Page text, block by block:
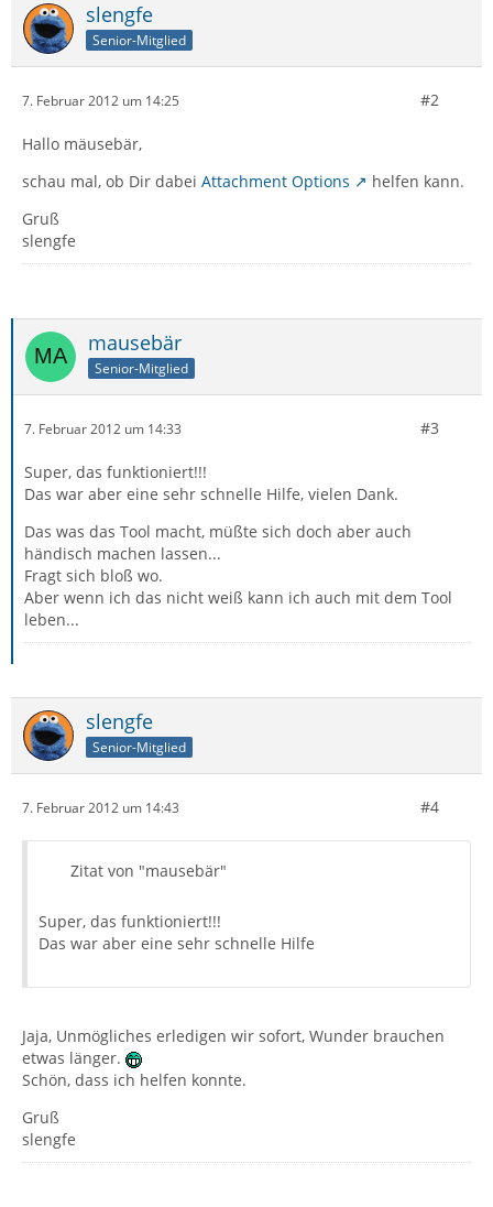
slengfe
Senior-Mitglied
7. Februar 2012 um 14:25 #2
Hallo mäusebär,
schau mal, ob Dir dabei Attachment Options
helfen kann.
Gruß
slengfe
mausebär
Senior-Mitglied
7. Februar 2012 um 14:33 #3
Super, das funktioniert!!!
Das war aber eine sehr schnelle Hilfe, vielen Dank.
Das was das Tool macht, müßte sich doch aber auch
händisch machen lassen...
Fragt sich bloß wo.
Aber wenn ich das nicht weiß kann ich auch mit dem Tool
leben...
slengfe
Senior-Mitglied
7. Februar 2012 um 14:43 #4
Zitat von "mausebär"
Super, das funktioniert!!!
Das war aber eine sehr schnelle Hilfe
Jaja, Unmögliches erledigen wir sofort, Wunder brauchen
etwas länger.
Schön, dass ich helfen konnte.
Gruß
slengfe